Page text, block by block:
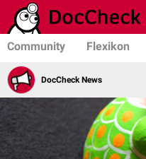
Community Flexikon
DocCheck News